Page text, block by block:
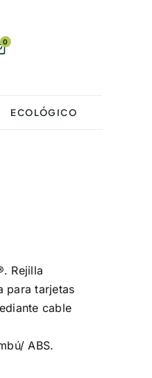
0
ECOLÓGICO
Rejilla
para tarjetas
cable
ABS.